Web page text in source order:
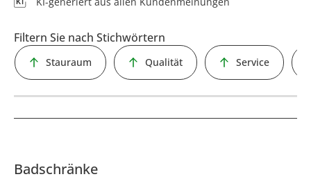
Filtern Sie nach Stichwörtern
Stauraum Qualität Service
Badschränke